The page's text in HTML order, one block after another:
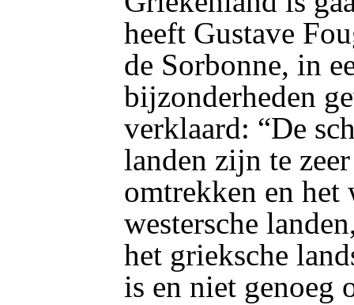
heeft Gustave
de Sorbonne, in
bijzonderheden
verklaard: “De
landen zijn te
omtrekken en het
westersche
het grieksche
is en niet genoeg